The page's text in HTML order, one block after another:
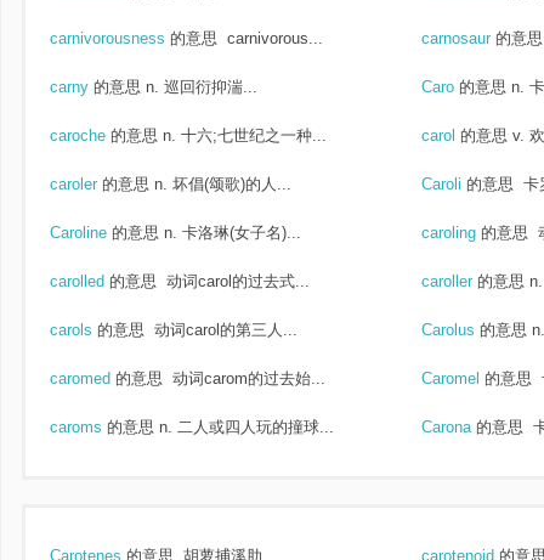
carnivorousness 的意思 carnivorous... carnosaur 的意思
carny 的意思 n. 巡回衍抑湍... Caro 的意思 n.
caroche 的意思 n. 十六;七世纪之一种... carol 的意思 v.
caroler 的意思 n. 坏倡(颂歌)的人... Caroli 的意思 卡
Caroline 的意思 n. 卡洛琳(女子名)... caroling 的意思
carolled 的意思 动词carol的过去式... caroller 的意思
carols 的意思 动词carol的第三人... Carolus 的意思
caromed 的意思 动词carom的过去始... Caromel 的意思
caroms 的意思 n. 二人或四人玩的撞球... Carona 的意思
Carotenes 的意思 胡萝捕溪肋... carotenoid 的意